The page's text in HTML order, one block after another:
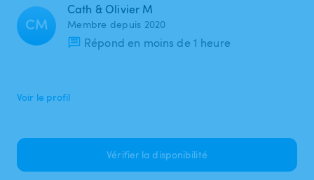
CM
Cath & Olivier M
Membre depuis 2020
Répond en moins de 1 heure
Voir le profil
Vérifier la disponibilité